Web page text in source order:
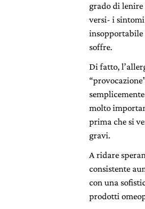
grado di
versi- i
soffre.
Di fatto,
molto
prima che si
gravi.
A ridare
consistente
con una
prodotti